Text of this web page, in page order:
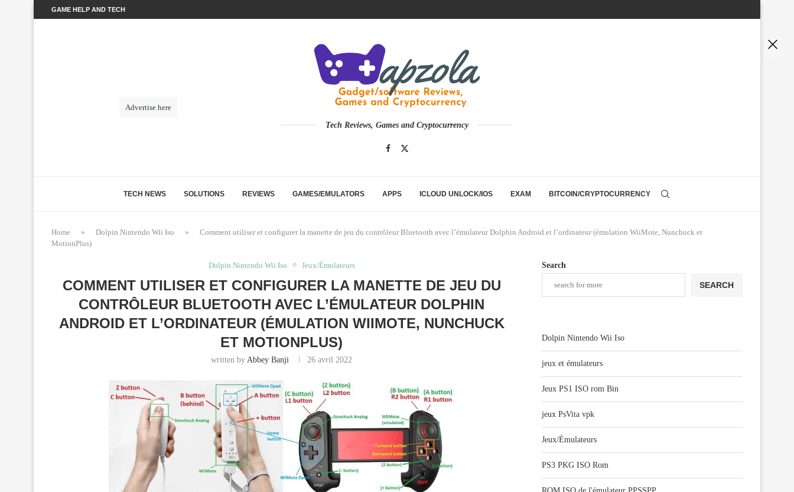
GAME HELP AND TECH
Tech Reviews, Games and Cryptocurrency
TECH NEWS SOLUTIONS REVIEWS GAMES/EMULATORS APPS ICLOUD UNLOCK/IOS EXAM BITCOIN/CRYPTOCURRENCY
Home » Dolpin Nintendo Wii Iso »
Comment utiliser et configurer la manette de jeu du contrôleur Bluetooth avec l’émulateur Dolphin Android et l’ordinateur (émulation WiiMote, Nunchuck et
MotionPlus)
Dolpin Nintendo Wii Iso Jeux/Émulateurs
COMMENT UTILISER ET CONFIGURER LA MANETTE DE JEU DU
CONTRÔLEUR BLUETOOTH AVEC L’ÉMULATEUR DOLPHIN
ANDROID ET L’ORDINATEUR (ÉMULATION WIIMOTE, NUNCHUCK
ET MOTIONPLUS)
written by Abbey Banji 26 avril 2022
Advertise here
Search
SEARCH
Dolpin Nintendo Wii Iso
jeux et émulateurs
Jeux PS1 ISO rom Bin
jeux PsVita vpk
Jeux/Émulateurs
PS3 PKG ISO Rom